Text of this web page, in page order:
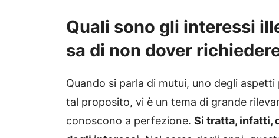
Quali sono gli interessi
sa di non dover
Quando si parla di mutui, uno degli
tal proposito, vi è un tema di grande
conoscono a perfezione. Si tratta, infatti,